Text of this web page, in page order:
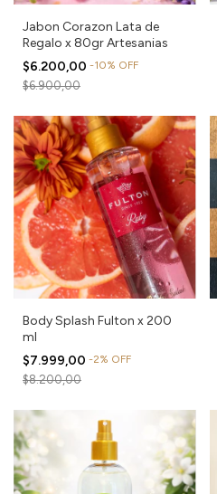
Jabon Corazon Lata de
Regalo x 80gr Artesanias
$6.200,00 -10% OFF
$6.900,00
Body Splash Fulton x 200
ml
$7.999,00 -2% OFF
$8.200,00